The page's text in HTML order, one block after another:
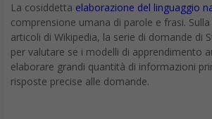
La cosiddetta elaborazione del linguaggio
comprensione umana di parole e frasi.
articoli di Wikipedia, la serie di domande di
per valutare se i modelli di apprendimento
elaborare grandi quantità di informazioni
risposte precise alle domande.